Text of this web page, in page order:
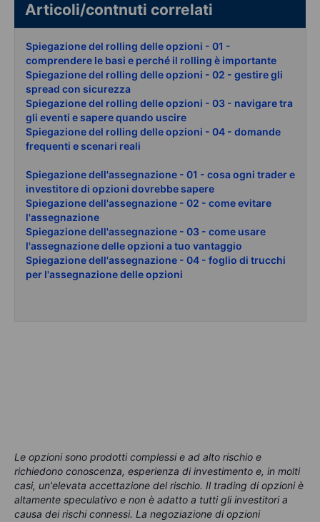
Articoli/contnuti correlati
Spiegazione del rolling delle opzioni - 01 -
comprendere le basi e perché il rolling è importante
Spiegazione del rolling delle opzioni - 02 - gestire gli
spread con sicurezza
Spiegazione del rolling delle opzioni - 03 - navigare tra
gli eventi e sapere quando uscire
Spiegazione del rolling delle opzioni - 04 - domande
frequenti e scenari reali
Spiegazione dell'assegnazione - 01 - cosa ogni trader e
investitore di opzioni dovrebbe sapere
Spiegazione dell'assegnazione - 02 - come evitare
l'assegnazione
Spiegazione dell'assegnazione - 03 - come usare
l'assegnazione delle opzioni a tuo vantaggio
Spiegazione dell'assegnazione - 04 - foglio di trucchi
per l'assegnazione delle opzioni
Le opzioni sono prodotti complessi e ad alto rischio e
richiedono conoscenza, esperienza di investimento e, in molti
casi, un'elevata accettazione del rischio. Il trading di opzioni è
altamente speculativo e non è adatto a tutti gli investitori a
causa dei rischi connessi. La negoziazione di opzioni